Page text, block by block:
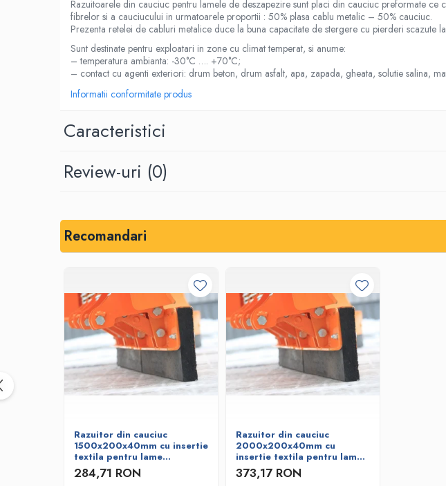
Placi din cauciuc spongios
EPDM Spongios
Placi din Marsit si Grafit
Marsit (clingherit)
Covoare cauciuc antiderapant
Protectie la electrocutare
Carton electroizolant - Prespan
Benzi transportoare
Bare de impact
Razuitoare lame zapada
Produse Siguranta Traficului
Stalpi pietonali
Conuri reflectorizante
Covorase de intrare
Razuitoarele din cauciuc pentru lamele de deszapezire sunt placi din cauciuc preformate
fibrelor si a cauciucului in urmatoarele proportii : 50% plasa cablu metalic – 50% cauciuc.
Prezenta retelei de cabluri metalice duce la buna capacitate de stergere cu pierderi
Sunt destinate pentru exploatari in zone cu climat temperat, si anume:
– temperatura ambianta: -30°C …. +70°C;
– contact cu agenti exteriori: drum beton, drum asfalt, apa, zapada, gheata, solutie salina,
Informatii conformitate produs
Caracteristici
Review-uri (0)
Recomandari
Razuitor din cauciuc
1500x200x40mm cu insertie
textila pentru lame
deszapezire
284,71 RON
Razuitor din cauciuc
2000x200x40mm cu
insertie textila pentru lame
deszapezire
373,17 RON